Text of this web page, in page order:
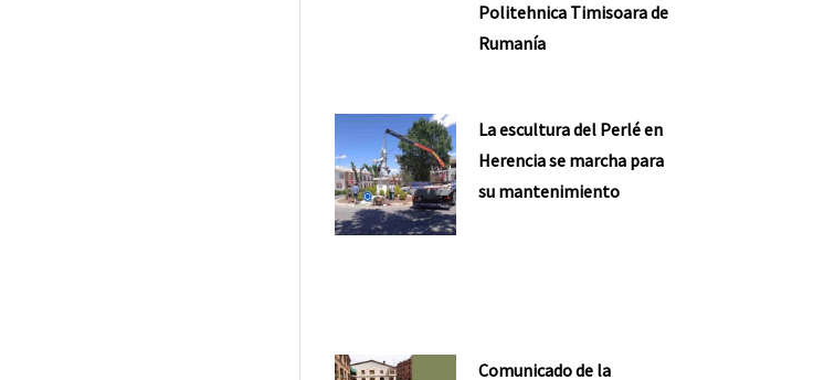
Politehnica Timisoara de
Rumanía
La escultura del Perlé en
Herencia se marcha para
su mantenimiento
Comunicado de la